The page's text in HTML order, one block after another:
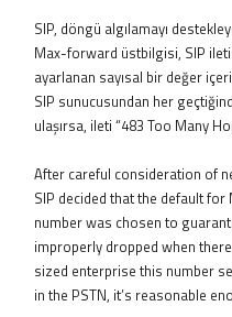
SIP, döngü algılamayı
Max-forward üstbilgisi, SIP
ayarlanan sayısal bir değer
SIP sunucusundan her
ulaşırsa, ileti “483 Too Many
After careful consideration of
SIP decided that the default
number was chosen to
improperly dropped when
sized enterprise this number
in the PSTN, it’s reasonable